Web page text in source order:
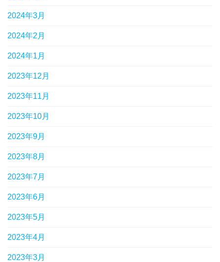
2024年3月
2024年2月
2024年1月
2023年12月
2023年11月
2023年10月
2023年9月
2023年8月
2023年7月
2023年6月
2023年5月
2023年4月
2023年3月